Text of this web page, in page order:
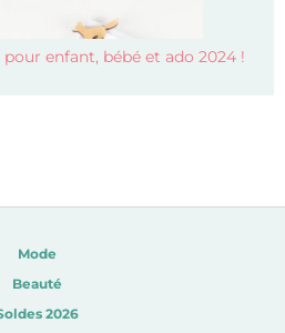
pour enfant, bébé et ado 2024 !
Mode
Beauté
2026